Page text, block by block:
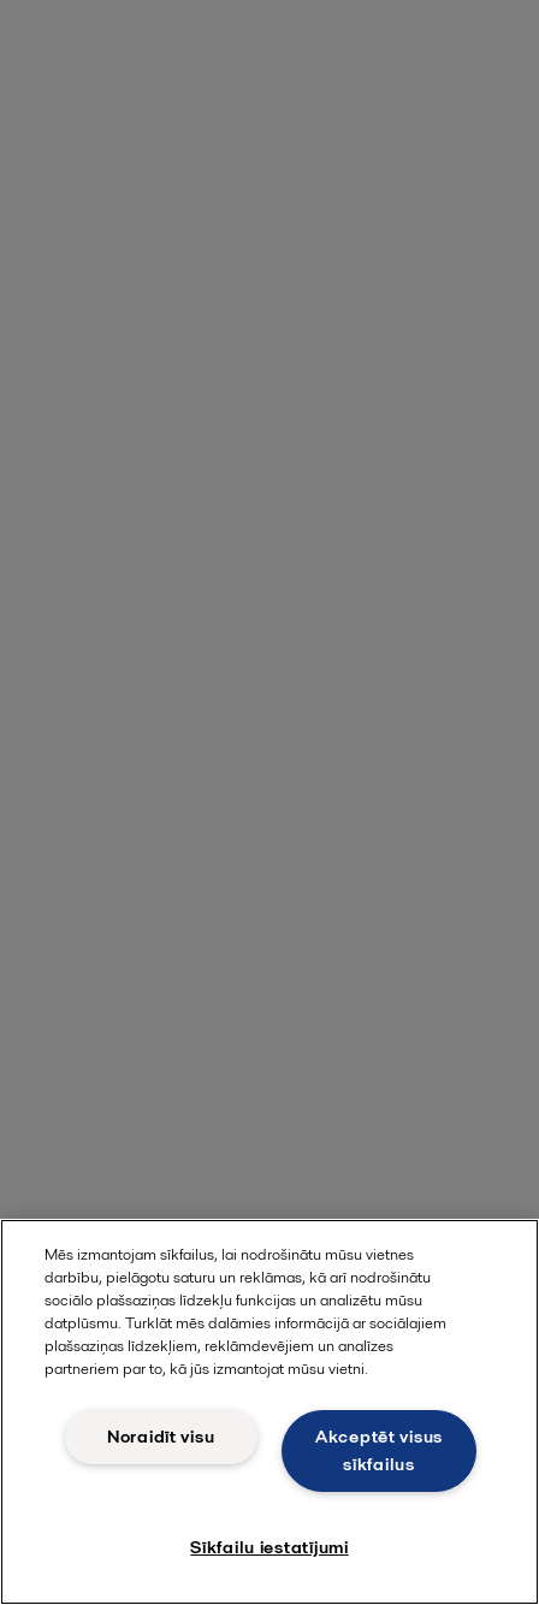
Mēs izmantojam sīkfailus, lai nodrošinātu mūsu vietnes
darbību, pielāgotu saturu un reklāmas, kā arī nodrošinātu
sociālo plašsaziņas līdzekļu funkcijas un analizētu mūsu
datplūsmu. Turklāt mēs dalāmies informācijā ar sociālajiem
plašsaziņas līdzekļiem, reklāmdevējiem un analīzes
partneriem par to, kā jūs izmantojat mūsu vietni.
Akceptēt visus
sīkfailus
Noraidīt visu
Sīkfailu iestatījumi